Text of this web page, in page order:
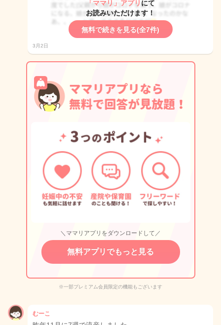
「ママリ」アプリ にて
お読みいただけます！
無料で続きを見る(全7件)
3月2日
＼ママリアプリをダウンロードして／
無料アプリでもっと見る
※一部プレミアム会員限定の機能もございます
むーこ